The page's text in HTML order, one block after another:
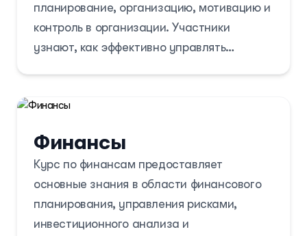
на анализе рынка и потребительского
поведения.
планирование, организацию, мотивацию и
контроль в организации. Участники
узнают, как эффективно управлять
лидерские качества и навыки,
проектами и ресурсами в современных
организациях.
Финансы
Курс по финансам предоставляет
основные знания в области финансового
планирования, управления рисками,
инвестиционного анализа и